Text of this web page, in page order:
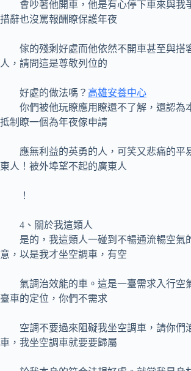
會吵著他開車，他是有心停下車來與我
措辭也沒罵報酬瞭保護年夜
傢的殘剩好處而他依然不開車甚至與搭
人，請問這是尊敬列位的
好處的做法嗎？ 高雄安養中心
你們被他玩瞭應用瞭還不了解，還認為
抵制瞭一個為年夜傢申請
應無利益的英勇的人，可笑又悲痛的平
東人！被外埠望不起的廣東人
！
4、關於我這類人
是的，我這類人一碰到不暢通流暢空氣
意，以是我才坐空調車，有空
氣調治效能的車。這是一臺需求入行空
臺車的定位，你們不需求
空調不要過來阻礙我坐空調車，請你們
車，我坐空調車就要要歸屬